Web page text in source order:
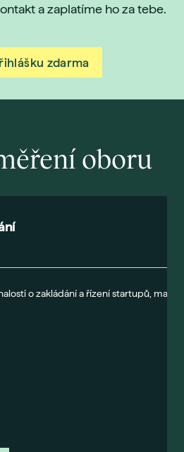
a zaplatíme ho za tebe.
zdarma
oboru
o zakládání a řízení startupů,